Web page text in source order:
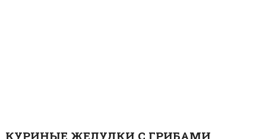
КУРИНЫЕ ЖЕЛУДКИ С ГРИБАМИ